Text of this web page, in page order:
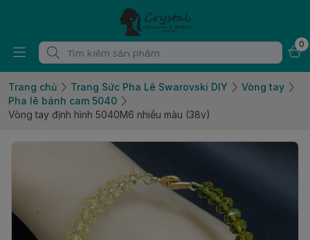
0
Trang chủ Trang Sức Pha Lê Swarovski DIY
Vòng tay
Pha lê bánh cam 5040
Vòng tay định hình 5040M6 nhiều màu (38v)